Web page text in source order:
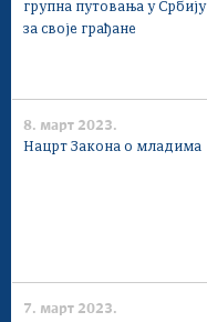
групна путовања у Србију
за своје грађане
8. март 2023.
Нацрт Закона о младима
7. март 2023.